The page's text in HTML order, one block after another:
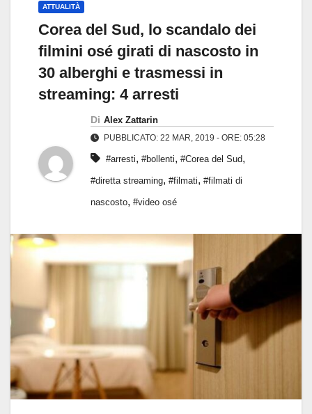
ATTUALITÀ
Corea del Sud, lo scandalo dei
filmini osé girati di nascosto in
30 alberghi e trasmessi in
streaming: 4 arresti
Di Alex Zattarin
PUBBLICATO: 22 MAR, 2019 - ORE: 05:28
#arresti, #bollenti, #Corea del Sud,
#diretta streaming, #filmati, #filmati di
nascosto, #video osé